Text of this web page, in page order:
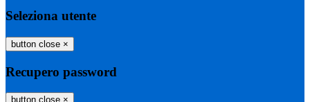
Seleziona utente
button close ×
Recupero password
button close ×